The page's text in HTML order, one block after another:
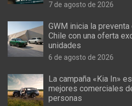
7 de agosto de 2026
GWM inicia la preventa
Chile con una oferta
unidades
6 de agosto de 2026
La campaña «Kia In»
mejores comerciales
personas